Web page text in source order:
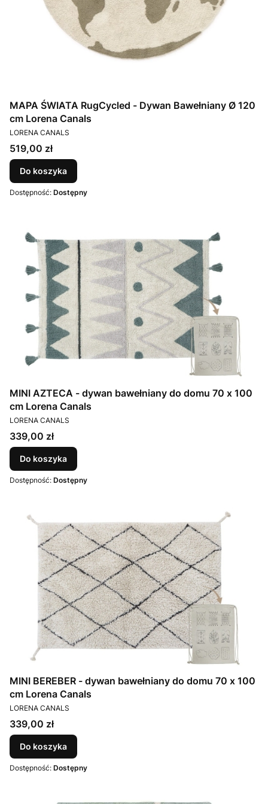
MAPA ŚWIATA RugCycled - Dywan Bawełniany Ø 120
cm Lorena Canals
PRODUCENT
LORENA CANALS
Cena
519,00 zł
Do koszyka
Dostępność: Dostępny
MINI AZTECA - dywan bawełniany do domu 70 x 100
cm Lorena Canals
PRODUCENT
LORENA CANALS
Cena
339,00 zł
Do koszyka
Dostępność: Dostępny
MINI BEREBER - dywan bawełniany do domu 70 x 100
cm Lorena Canals
PRODUCENT
LORENA CANALS
Cena
339,00 zł
Do koszyka
Dostępność: Dostępny